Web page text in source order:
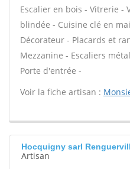
Escalier en bois - Vitrerie -
blindée - Cuisine clé en
Décorateur - Placards et
Mezzanine - Escaliers
Porte d'entrée -
Voir la fiche artisan :
Hocquigny sarl
Artisan